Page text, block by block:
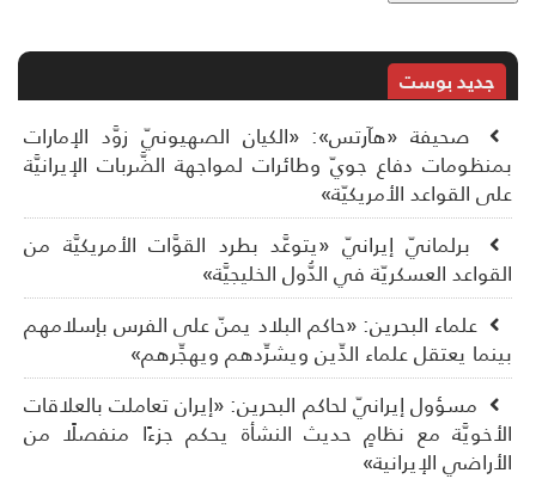
جديد بوست
صحيفة «هآرتس»: «الكيان الصهيونيّ زوَّد الإمارات
دفاع جويّ وطائرات لمواجهة الضَّربات الإيرانيَّة
القواعد الأمريكيّة»
برلمانيّ إيرانيّ «يتوعَّد بطرد القوَّات الأمريكيَّة من
العسكريّة في الدُّول الخليجيَّة»
علماء البحرين: «حاكم البلاد يمنّ على الفرس بإسلامهم
يعتقل علماء الدِّين ويشرِّدهم ويهجِّرهم»
مسؤول إيرانيّ لحاكم البحرين: «إيران تعاملت بالعلاقات
مع نظامٍ حديث النشأة يحكم جزءًا منفصلًا من
الإيرانية»